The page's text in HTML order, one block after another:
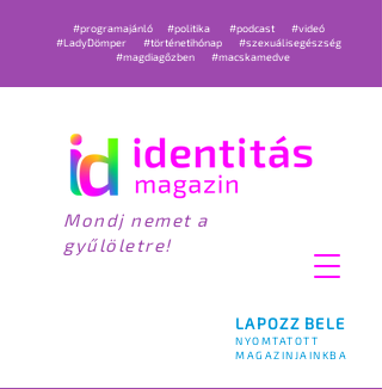
LAPOZZ BELE
NYOMTATOTT
MAGAZINJAINKBA
#programajánló #politika #podcast
#videó
#LadyDömper
#történetihónap
#szexuálisegészség
#magdiagőzben
#macskamedve
Mondj nemet a
gyűlöletre!